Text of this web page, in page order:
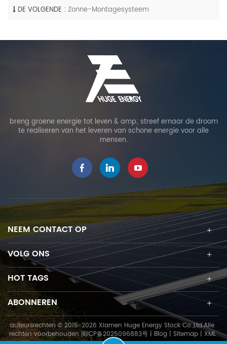
DE VOLGENDE : Zonne-Montagesysteem
breng groene energie tot leven & amp; streef ernaar de droom
te realiseren van het leveren van schone energie voor alle
mensen.
NEEM CONTACT OP
VOLG ONS
HOT TAGS
ABONNEREN
auteursrechten © 2015-2026 Xiamen Huge Energy Stock Co.,Ltd.Alle
rechten voorbehouden 闽ICP备2025096883号|Blog | Sitemap| XML